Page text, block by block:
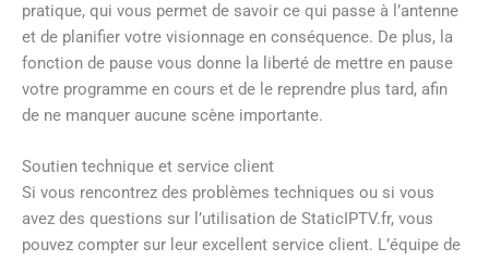
pratique, qui vous permet de savoir ce qui passe à l’antenne
et de planifier votre visionnage en conséquence. De plus, la
fonction de pause vous donne la liberté de mettre en pause
votre programme en cours et de le reprendre plus tard, afin
de ne manquer aucune scène importante.
Soutien technique et service client
Si vous rencontrez des problèmes techniques ou si vous
avez des questions sur l’utilisation de StaticIPTV.fr, vous
pouvez compter sur leur excellent service client. L’équipe de